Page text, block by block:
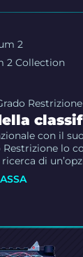
2
2 Collection
Restrizione
con il
lo
di